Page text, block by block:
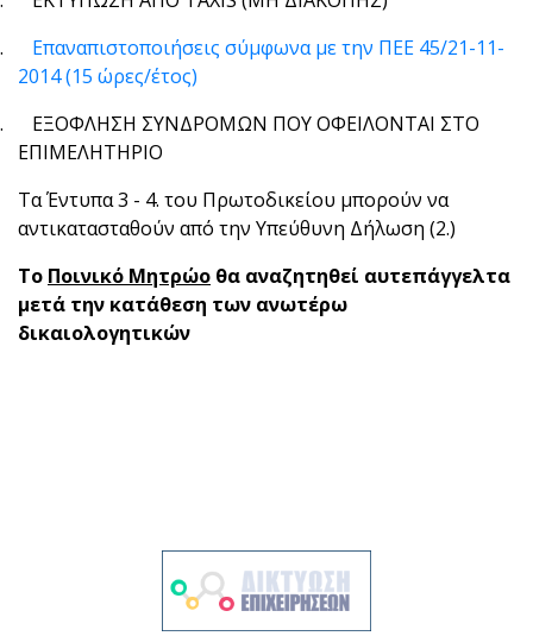
Επαναπιστοποιήσεις σύμφωνα με την ΠΕΕ 45/21-11-
2014 (15 ώρες/έτος)
ΕΞΟΦΛΗΣΗ ΣΥΝΔΡΟΜΩΝ ΠΟΥ ΟΦΕΙΛΟΝΤΑΙ ΣΤΟ
ΕΠΙΜΕΛΗΤΗΡΙΟ
Τα Έντυπα 3 - 4. του Πρωτοδικείου μπορούν να
αντικατασταθούν από την Υπεύθυνη Δήλωση (2.)
Το Ποινικό Μητρώο θα αναζητηθεί αυτεπάγγελτα
μετά την κατάθεση των ανωτέρω
δικαιολογητικών